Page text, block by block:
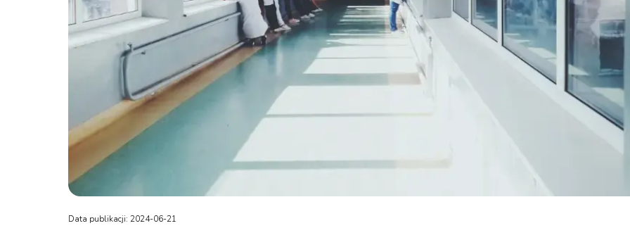
Data publikacji: 2024-06-21